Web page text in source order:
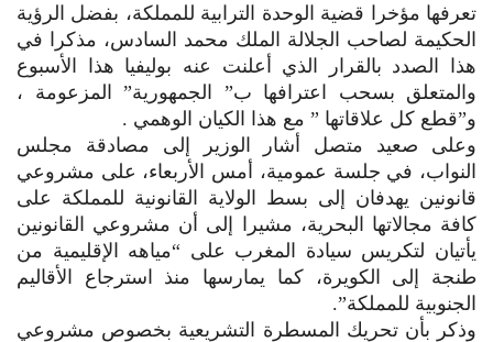
تعرفها مؤخرا قضية الوحدة الترابية للمملكة، بفضل الرؤية
الحكيمة لصاحب الجلالة الملك محمد السادس، مذكرا في
هذا الصدد بالقرار الذي أعلنت عنه بوليفيا هذا الأسبوع
والمتعلق بسحب اعترافها ب” الجمهورية” المزعومة ،
و”قطع كل علاقاتها ” مع هذا الكيان الوهمي .
وعلى صعيد متصل أشار الوزير إلى مصادقة مجلس
النواب، في جلسة عمومية، أمس الأربعاء، على مشروعي
قانونين يهدفان إلى بسط الولاية القانونية للمملكة على
كافة مجالاتها البحرية، مشيرا إلى أن مشروعي القانونين
يأتيان لتكريس سيادة المغرب على “مياهه الإقليمية من
طنجة إلى الكويرة، كما يمارسها منذ استرجاع الأقاليم
الجنوبية للمملكة”.
وذكر بأن تحريك المسطرة التشريعية بخصوص مشروعي